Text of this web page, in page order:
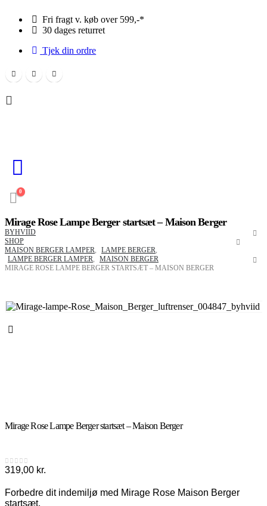
Fri fragt v. køb over 599,-*
30 dages returret
Tjek din ordre
0
Mirage Rose Lampe Berger startsæt – Maison Berger
BYHVIID
SHOP
MAISON BERGER LAMPER, LAMPE BERGER,
LAMPE BERGER LAMPER,
MAISON BERGER
MIRAGE ROSE LAMPE BERGER STARTSÆT – MAISON BERGER
Mirage Rose Lampe Berger startsæt – Maison Berger
0out of 5
319,00 kr.
Forbedre dit indemiljø med Mirage Rose Maison Berger
startsæt.